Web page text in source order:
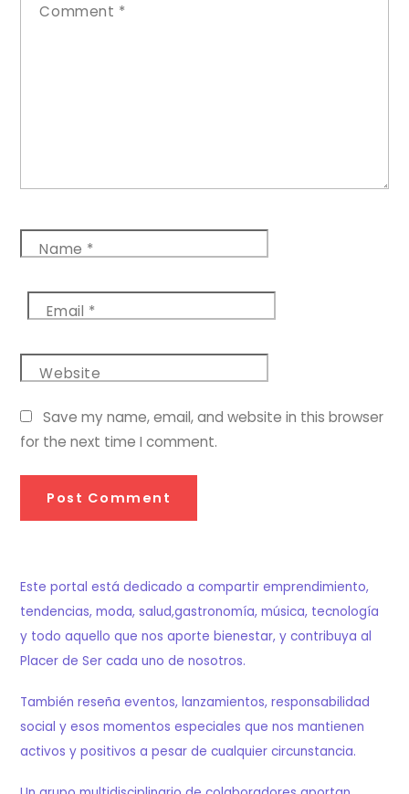
Comment *
Name *
Email *
Website
Save my name, email, and website in this browser
for the next time I comment.
Este portal está dedicado a compartir emprendimiento,
tendencias, moda, salud,gastronomía, música, tecnología
y todo aquello que nos aporte bienestar, y contribuya al
Placer de Ser cada uno de nosotros.
También reseña eventos, lanzamientos, responsabilidad
social y esos momentos especiales que nos mantienen
activos y positivos a pesar de cualquier circunstancia.